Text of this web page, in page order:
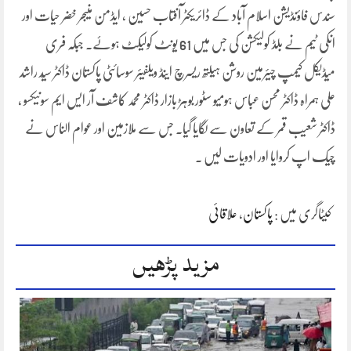
سندس فاؤنڈیشن اسلام آباد کے ڈائریکٹر آفتاب حسین ، ایڈمن منیجر خضر حیات اور
انکی ٹیم نے بلڈ کولیکشن کی جس میں 61 یونٹ کولیکٹ ہوۓ۔ جبکہ فری
میڈیکل کیمپ چیئرمین روشن ہیلتھ ریسرچ اینڈ ویلفیئر سوسائٹی پاکستان ڈاکٹر سیّد راشد
علی ہمراہ ڈاکٹر محسن عباس ہومیو سٹور بوہڑ بازار ڈاکٹر محمد کاشف آر ایس ایم سونیکسو ،
ڈاکٹر شعیب قمر کے تعاون سے لگایا گیا۔ جس سے ملازمین اور عوام الناس نے
چیک اپ کروایا اور ادویات لیں ۔
کیٹاگری میں : پاکستان، علاقائی
مزید پڑھیں